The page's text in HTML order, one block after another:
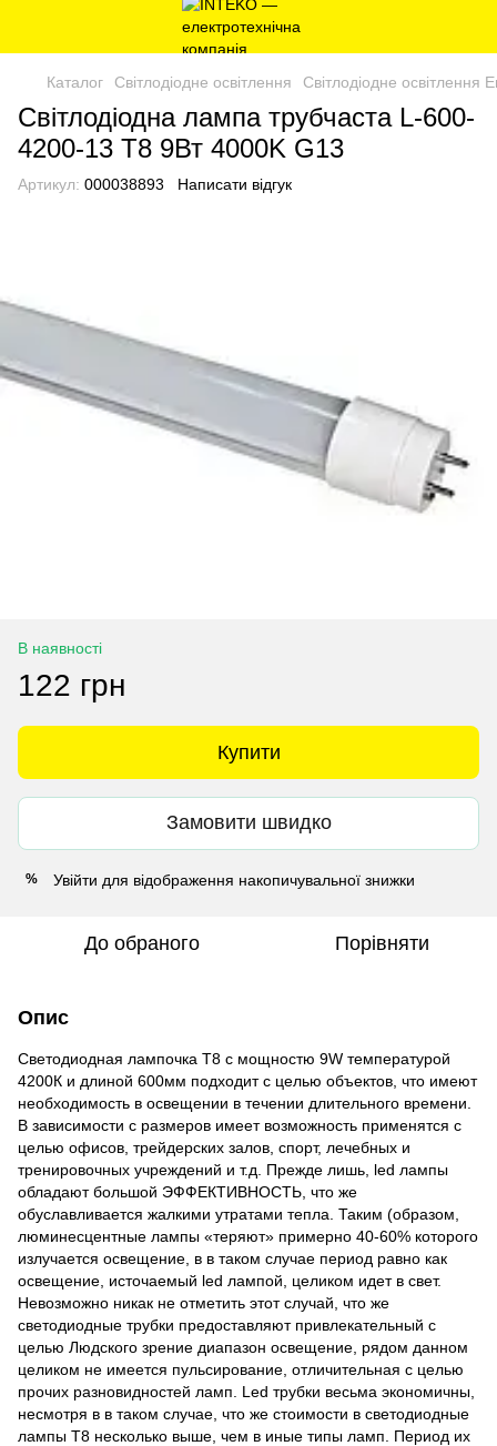
Каталог Світлодіодне освітлення Світлодіодне освітлення
Світлодіодна лампа трубчаста L-600-
4200-13 T8 9Вт 4000K G13
Артикул: 000038893 Написати відгук
В наявності
122 грн
Купити
Замовити швидко
% Увійти для відображення накопичувальної знижки
До обраного Порівняти
Опис
Светодиодная лампочка Т8 с мощностю 9W температурой
4200К и длиной 600мм подходит с целью объектов, что имеют
необходимость в освещении в течении длительного времени.
В зависимости с размеров имеет возможность применятся с
целью офисов, трейдерских залов, спорт, лечебных и
тренировочных учреждений и т.д. Прежде лишь, led лампы
обладают большой ЭФФЕКТИВНОСТЬ, что же
обуславливается жалкими утратами тепла. Таким (образом,
люминесцентные лампы «теряют» примерно 40-60% которого
излучается освещение, в в таком случае период равно как
освещение, источаемый led лампой, целиком идет в свет.
Невозможно никак не отметить этот случай, что же
светодиодные трубки предоставляют привлекательный с
целью Людского зрение диапазон освещение, рядом данном
целиком не имеется пульсирование, отличительная с целью
прочих разновидностей ламп. Led трубки весьма экономичны,
несмотря в в таком случае, что же стоимости в светодиодные
лампы Т8 несколько выше, чем в иные типы ламп. Период их